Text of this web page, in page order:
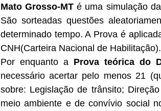
Mato Grosso-MT é uma simulação
São sorteadas questões
determinado tempo. A Prova é
CNH(Carteira Nacional de Habilitação).
Por enquanto a Prova teórica do
necessário acertar pelo menos 21
sobre: Legislação de trânsito;
meio ambiente e de convívio social